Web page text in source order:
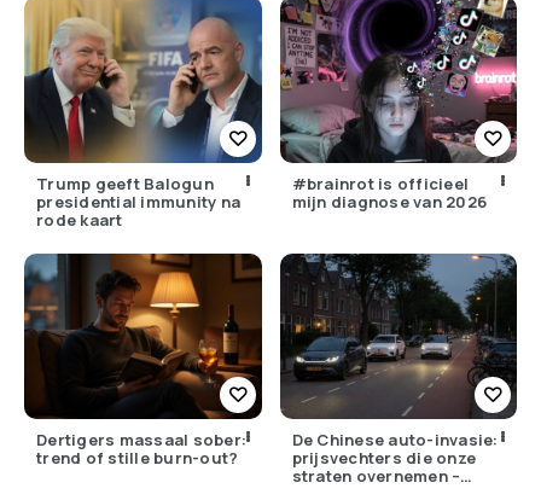
Trump geeft Balogun
presidential immunity na
rode kaart
#brainrot is officieel
mijn diagnose van 2026
Dertigers massaal sober:
trend of stille burn-out?
De Chinese auto-invasie:
prijsvechters die onze
straten overnemen –